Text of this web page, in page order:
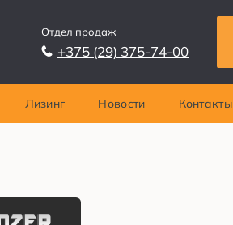
Отдел продаж
+375 (29) 375-74-00
Лизинг Новости Контакты